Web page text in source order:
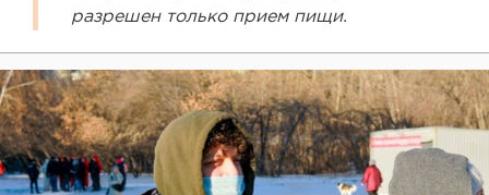
разрешен только прием пищи.